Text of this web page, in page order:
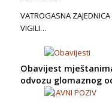
VATROGASNA
VIGILI…
Obavijest
odvozu glomaznog